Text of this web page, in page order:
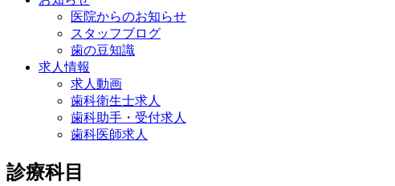
医院からのお知らせ
スタッフブログ
歯の豆知識
求人情報
求人動画
歯科衛生士求人
歯科助手・受付求人
歯科医師求人
診療科目